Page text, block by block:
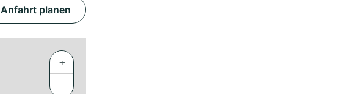
Anfahrt planen
+
−